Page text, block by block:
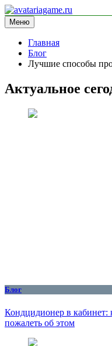
Перейти
к
содержимому
avatariagame.ru
информационный сайт
Меню
Главная
Блог
Лучшие способы
Актуальное
Блог
Кондцидионер в кабинет:
пожалеть об этом